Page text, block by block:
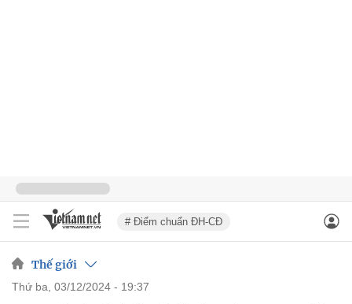
# Điểm chuẩn ĐH-CĐ
Thế giới
thứ ba, 03/12/2024 - 19:37